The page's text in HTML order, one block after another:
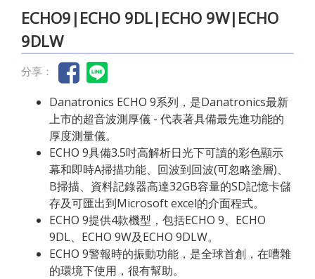
ECHO9|ECHO 9DL|ECHO 9W|ECHO
9DLW
分享：
Danatronics ECHO 9系列，是Danatronics最新
上市的超音波測厚儀 - 代表著具備最先進功能的
厚度測量儀。
ECHO 9具備3.5吋高解析日光下可讀的彩色顯示
幕和即時A掃描功能、回波到回波(可忽略塗層)、
B掃描、資料記錄器高達32GB容量的SD記憶卡儲
存及可匯出到Microsoft excel的介面程式。
ECHO 9提供4款機型，包括ECHO 9、ECHO
9DL、ECHO 9W及ECHO 9DLW。
ECHO 9警報時的振動功能，是全球首創，在嘈雜
的環境下使用，很有幫助。